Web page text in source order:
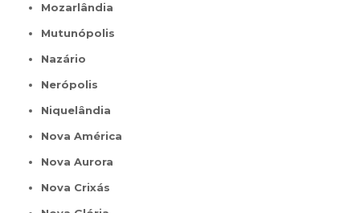
Mozarlândia
Mutunópolis
Nazário
Nerópolis
Niquelândia
Nova América
Nova Aurora
Nova Crixás